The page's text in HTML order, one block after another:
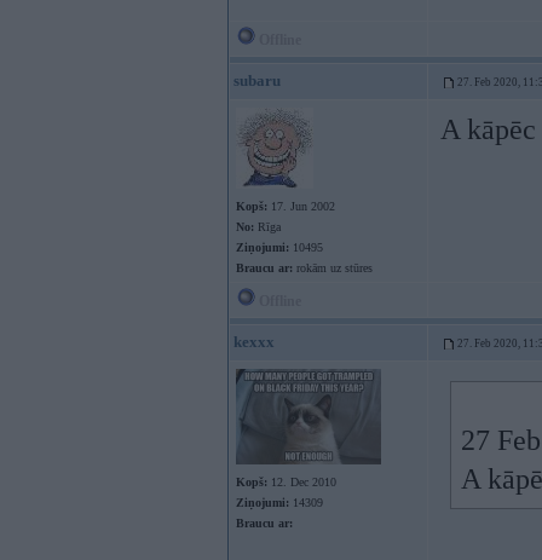
subaru 27. Feb 2020,
Kopš: 17. Jun 2002
No: Rīga
Ziņojumi: 10495
Braucu ar: rokām uz stūres
A
kexxx 27. Feb 2020,
Kopš: 12. Dec 2010
Ziņojumi: 14309
Braucu ar:
27
A